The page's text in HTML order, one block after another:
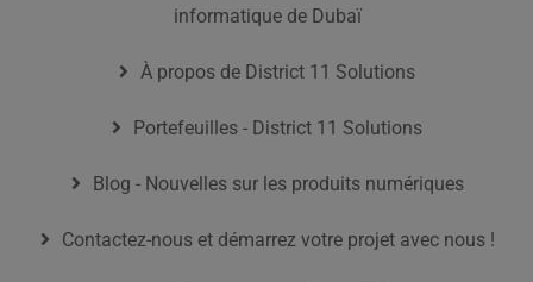
informatique de Dubaï
À propos de District 11 Solutions
Portefeuilles - District 11 Solutions
Blog - Nouvelles sur les produits numériques
Contactez-nous et démarrez votre projet avec nous !